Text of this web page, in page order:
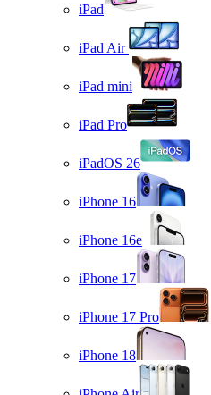
iPad
iPad Air
iPad mini
iPad Pro
iPadOS 26
iPhone 16
iPhone 16e
iPhone 17
iPhone 17 Pro
iPhone 18